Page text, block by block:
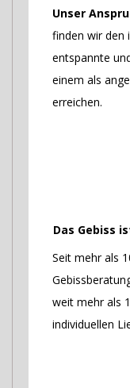
Unser
finden wir den
entspannte
einem als
erreichen.
Das Gebiss
Seit mehr als
weit mehr als
individuellen